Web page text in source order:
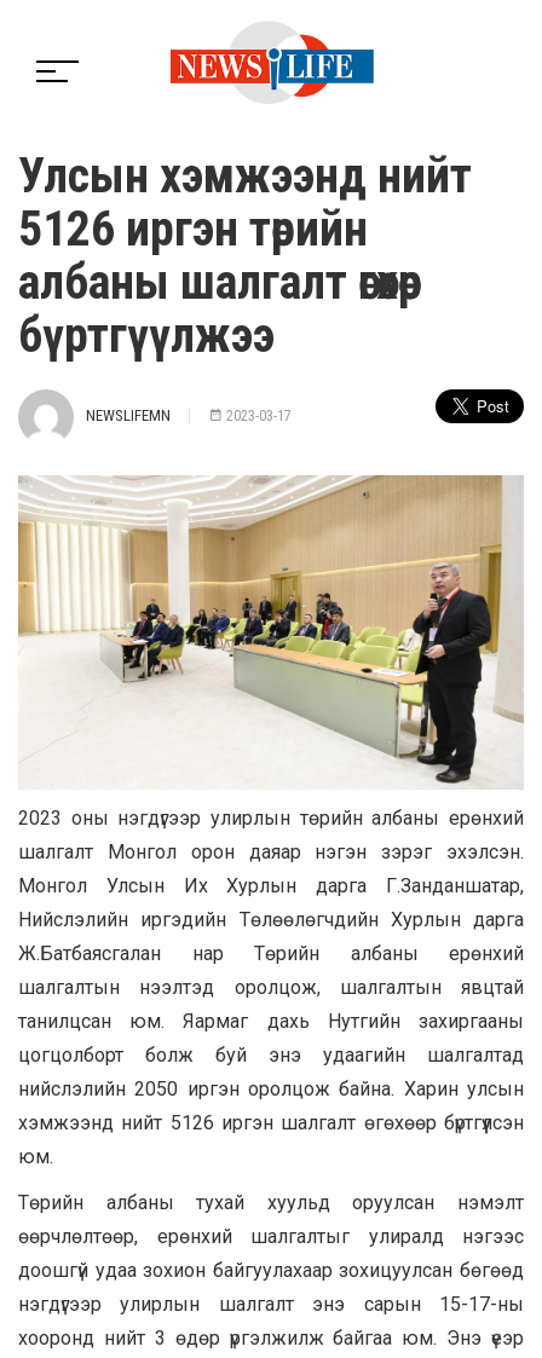
Улсын хэмжээнд нийт
5126 иргэн төрийн
албаны шалгалт өгөхөөр
бүртгүүлжээ
NEWSLIFEMN 2023-03-17
2023 оны нэгдүгээр улирлын төрийн албаны ерөнхий
шалгалт Монгол орон даяар нэгэн зэрэг эхэлсэн.
Монгол Улсын Их Хурлын дарга Г.Занданшатар,
Нийслэлийн иргэдийн Төлөөлөгчдийн Хурлын дарга
Ж.Батбаясгалан нар Төрийн албаны ерөнхий
шалгалтын нээлтэд оролцож, шалгалтын явцтай
танилцсан юм. Яармаг дахь Нутгийн захиргааны
цогцолборт болж буй энэ удаагийн шалгалтад
нийслэлийн 2050 иргэн оролцож байна. Харин улсын
хэмжээнд нийт 5126 иргэн шалгалт өгөхөөр бүртгүүлсэн
юм.
Төрийн албаны тухай хуульд оруулсан нэмэлт
өөрчлөлтөөр, ерөнхий шалгалтыг улиралд нэгээс
доошгүй удаа зохион байгуулахаар зохицуулсан бөгөөд
нэгдүгээр улирлын шалгалт энэ сарын 15-17-ны
хооронд нийт 3 өдөр үргэлжилж байгаа юм. Энэ үеэр